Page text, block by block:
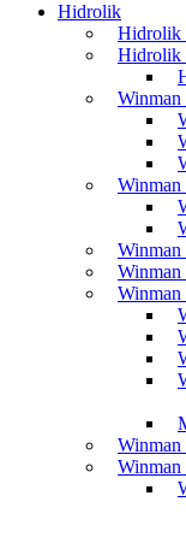
Hidrolik
Hidrolik
Hidrolik
Winman